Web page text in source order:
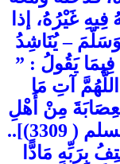
غَيْرُهُ، إذا
– يُنَاشِدُ
يَقُولُ : ”
آتِ مَا
مِنْ أَهْلِ
بِرَبِّهِ مَادًّا